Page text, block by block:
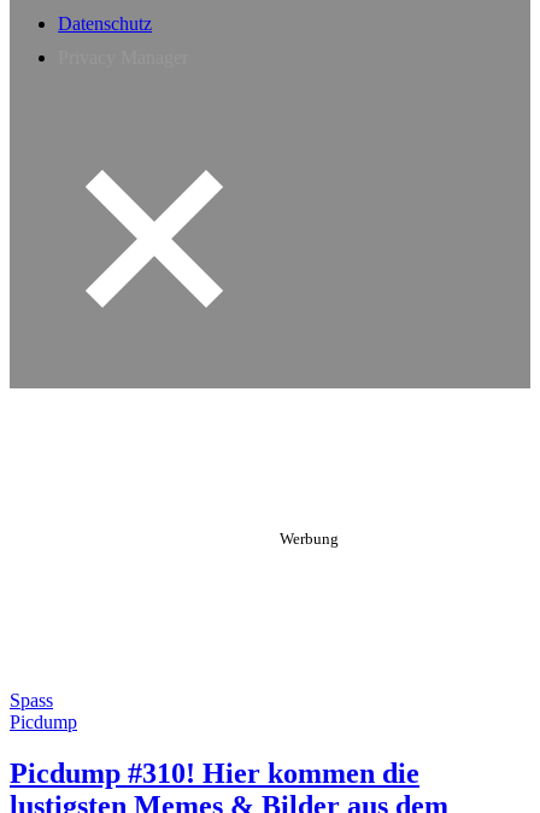
Datenschutz
Spass
Picdump
Picdump #310! Hier kommen die
lustigsten Memes & Bilder aus dem